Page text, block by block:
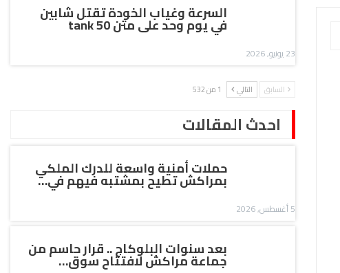
السرعة وغياب الخودة تقتل شابين
في يوم وحد على متن tank 50
23 يونيو, 2026
السابق التالي 1 من 532
احدث المقالات
حملات أمنية واسعة للدرك الملكي
بمراكش تطيح بمشتبه فيهم في…
5 أغسطس, 2026
بعد سنوات البلوكاج .. قرار حاسم من
جماعة مراكش لافتتاح سوق…